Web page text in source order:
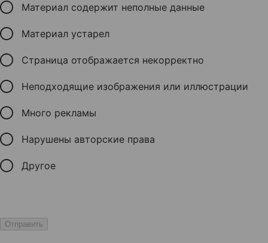
Материал содержит неполные данные
Материал устарел
Страница отображается некорректно
Неподходящие изображения или иллюстрации
Много рекламы
Нарушены авторские права
Другое
Отправить